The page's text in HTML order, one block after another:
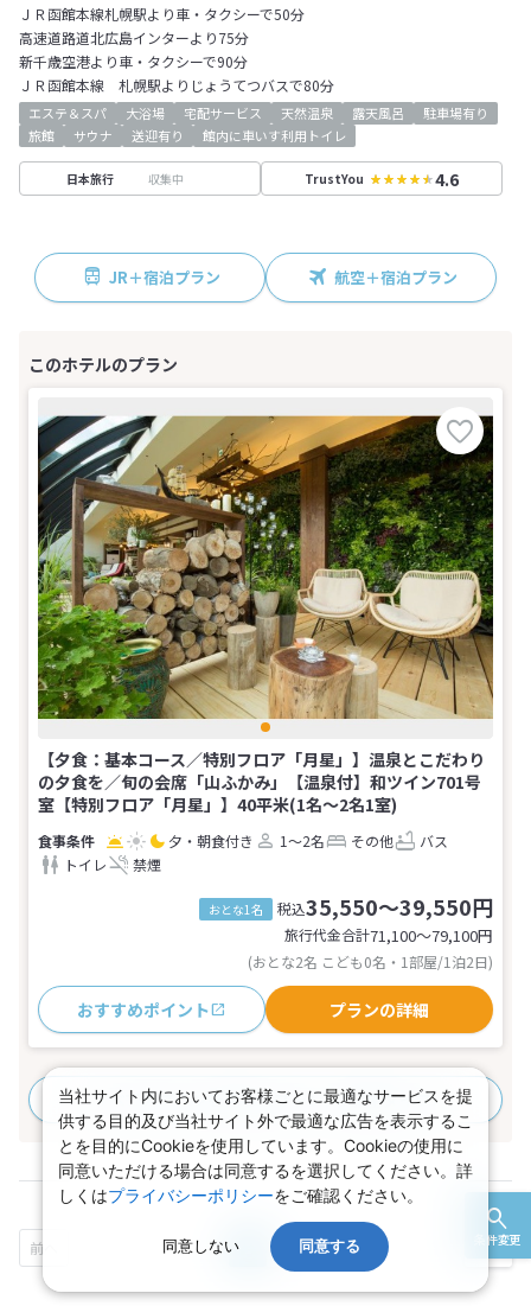
条件変更
ＪＲ函館本線札幌駅より車・タクシーで50分
高速道路道北広島インターより75分
新千歳空港より車・タクシーで90分
ＪＲ函館本線 札幌駅よりじょうてつバスで80分
エステ＆スパ 大浴場 宅配サービス 天然温泉 露天風呂
駐車場有り
旅館
サウナ 送迎有り 館内に車いす利用トイレ
日本旅行 収集中 TrustYou 4.6
JR＋宿泊プラン 航空＋宿泊プラン
【夕食：基本コース／特別フロア「月星」】温泉とこだわり
の夕食を／旬の会席「山ふかみ」【温泉付】和ツイン701号
室【特別フロア「月星」】40平米(1名～2名1室)
夕・朝食付き 1～2名 その他
バス
トイレ
禁煙
おとな1名 税込35,550～39,550円
旅行代金合計71,100〜79,100円
(おとな2名 こども0名・1部屋/1泊2日)
おすすめポイント プランの詳細
すべてのプランを見る(1プラン、7部屋タイプ)
当社サイト内においてお客様ごとに最適なサービスを提
供する目的及び当社サイト外で最適な広告を表示するこ
とを目的にCookieを使用しています。Cookieの使用に
同意いただける場合は同意するを選択してください。詳
しくはプライバシーポリシーをご確認ください。
同意しない 同意する